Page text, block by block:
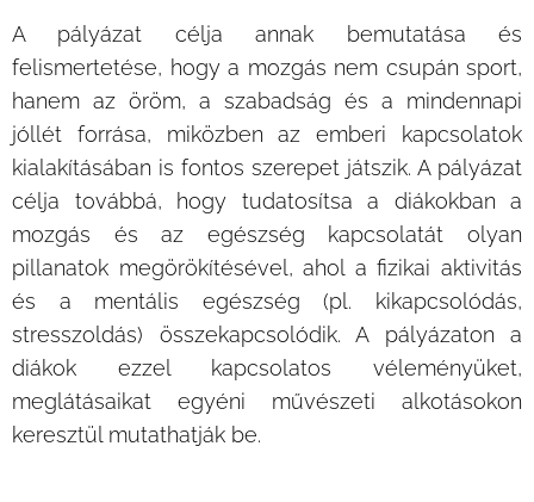
A pályázat célja annak bemutatása és
felismertetése, hogy a mozgás nem csupán sport,
hanem az öröm, a szabadság és a mindennapi
jóllét forrása, miközben az emberi kapcsolatok
kialakításában is fontos szerepet játszik. A pályázat
célja továbbá, hogy tudatosítsa a diákokban a
mozgás és az egészség kapcsolatát olyan
pillanatok megörökítésével, ahol a fizikai aktivitás
és a mentális egészség (pl. kikapcsolódás,
stresszoldás) összekapcsolódik. A pályázaton a
diákok ezzel kapcsolatos véleményüket,
meglátásaikat egyéni művészeti alkotásokon
keresztül mutathatják be.